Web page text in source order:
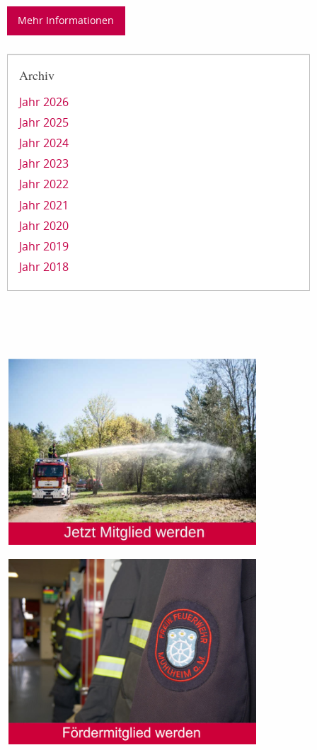
Mehr Informationen
Archiv
Jahr 2026
Jahr 2025
Jahr 2024
Jahr 2023
Jahr 2022
Jahr 2021
Jahr 2020
Jahr 2019
Jahr 2018